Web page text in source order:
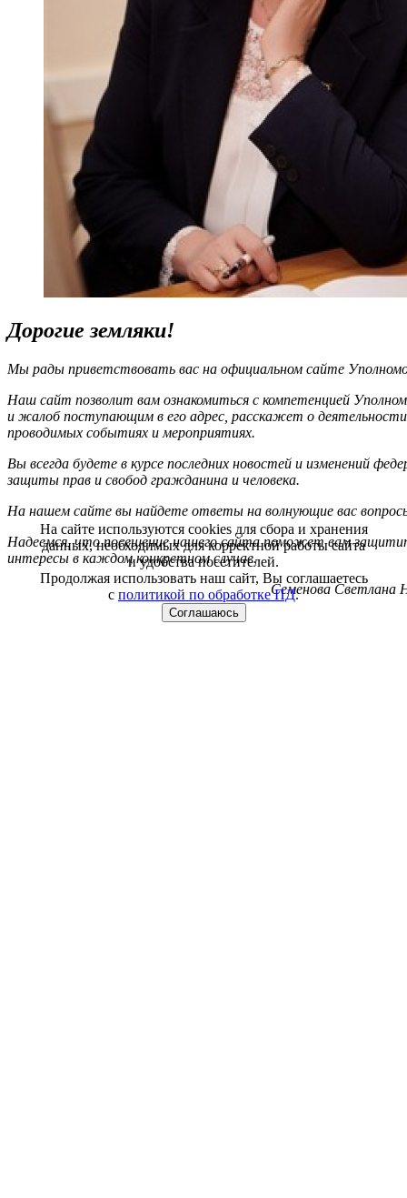
Дорогие земляки!
Мы рады приветствовать вас на официальном сайте
Наш сайт позволит вам ознакомиться с компетенцией
и жалоб поступающим в его адрес, расскажет о
проводимых событиях и мероприятиях.
Вы всегда будете в курсе последних новостей и изменений
защиты прав и свобод гражданина и человека.
На нашем сайте вы найдете ответы на волнующие вас
Надеемся, что посещение нашего сайта поможет вам
интересы в каждом конкретном случае.
Семенова Светлана
На сайте используются cookies для сбора и хранения
данных, необходимых для корректной работы сайта
и удобства посетителей.
Продолжая использовать наш сайт, Вы соглашаетесь
с политикой по обработке ПД.
Соглашаюсь